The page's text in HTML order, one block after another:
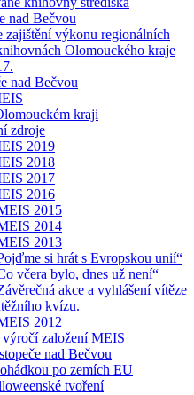
nad Bečvou
zajištění výkonu regionálních
Olomouckého kraje
nad Bečvou
kraji
zdroje
2019
2018
2017
2016
2015
2014
2013
si hrát s Evropskou unií“
včera bylo, dnes už není“
akce a vyhlášení vítěze
kvízu.
2012
výročí založení MEIS
nad Bečvou
po zemích EU
tvoření